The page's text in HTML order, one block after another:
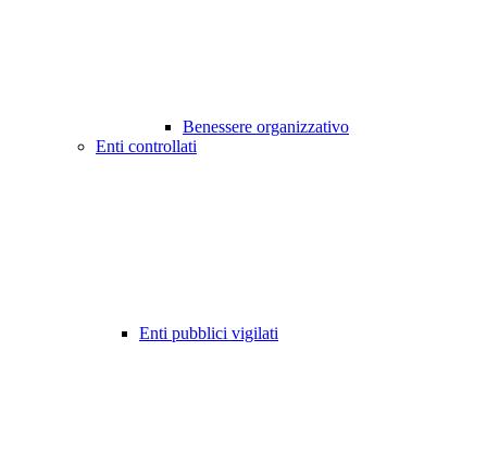
Benessere organizzativo
Enti controllati
Enti pubblici vigilati